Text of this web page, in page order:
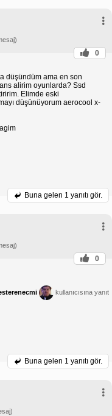
0
düşündüm ama en son
alirim oyunlarda? Ssd
Elimde eski
düşünüyorum aerocool x-
Buna gelen 1 yanıtı gör.
0
kullanıcısına yanıt
Buna gelen 1 yanıtı gör.